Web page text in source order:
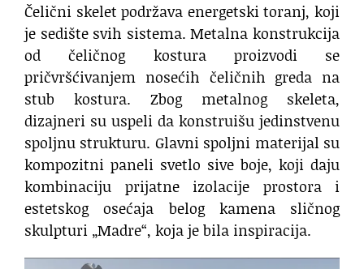
Čelični skelet podržava energetski toranj, koji
je sedište svih sistema. Metalna konstrukcija
od čeličnog kostura proizvodi se
pričvršćivanjem nosećih čeličnih greda na
stub kostura. Zbog metalnog skeleta,
dizajneri su uspeli da konstruišu jedinstvenu
spoljnu strukturu. Glavni spoljni materijal su
kompozitni paneli svetlo sive boje, koji daju
kombinaciju prijatne izolacije prostora i
estetskog osećaja belog kamena sličnog
skulpturi „Madre“, koja je bila inspiracija.